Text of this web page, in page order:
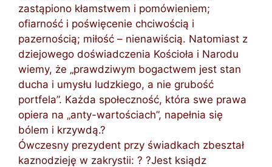
zastąpiono kłamstwem i pomówieniem;
ofiarność i poświęcenie chciwością i
pazernością; miłość – nienawiścią. Natomiast z
dziejowego doświadczenia Kościoła i Narodu
wiemy, że „prawdziwym bogactwem jest stan
ducha i umysłu ludzkiego, a nie grubość
portfela”. Każda społeczność, która swe prawa
opiera na „anty-wartościach”, napełnia się
bólem i krzywdą.?
Ówczesny prezydent przy świadkach zbeształ
kaznodzieję w zakrystii: ? ?Jest ksiądz